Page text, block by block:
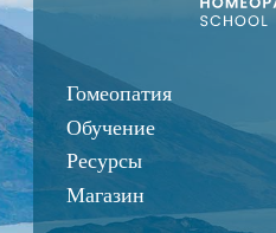
Гомеопатия
Обучение
Ресурсы
Магазин